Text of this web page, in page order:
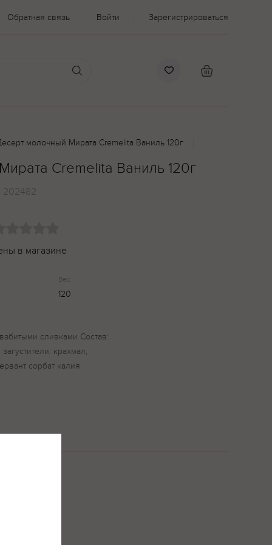
Обратная связь Войти Зарегистрироваться
молочный Мирата Cremelita Ваниль 120г
Cremelita Ваниль 120г
202482
в магазине
Вес
120
сливками Состав:
крахмал,
сорбат калия